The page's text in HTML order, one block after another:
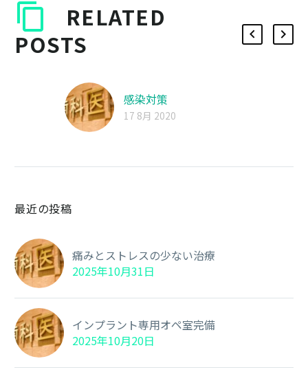
RELATED
POSTS
感染対策
17 8月 2020
最近の投稿
痛みとストレスの少ない治療
2025年10月31日
インプラント専用オペ室完備
2025年10月20日